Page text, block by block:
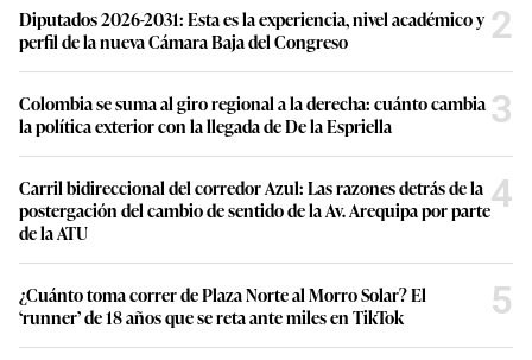
Diputados 2026-2031: Esta es la experiencia, nivel académico y
perfil de la nueva Cámara Baja del Congreso
2
Colombia se suma al giro regional a la derecha: cuánto cambia
la política exterior con la llegada de De la Espriella
3
Carril bidireccional del corredor Azul: Las razones detrás de la
postergación del cambio de sentido de la Av. Arequipa por parte
de la ATU
4
¿Cuánto toma correr de Plaza Norte al Morro Solar? El
‘runner’ de 18 años que se reta ante miles en TikTok
5